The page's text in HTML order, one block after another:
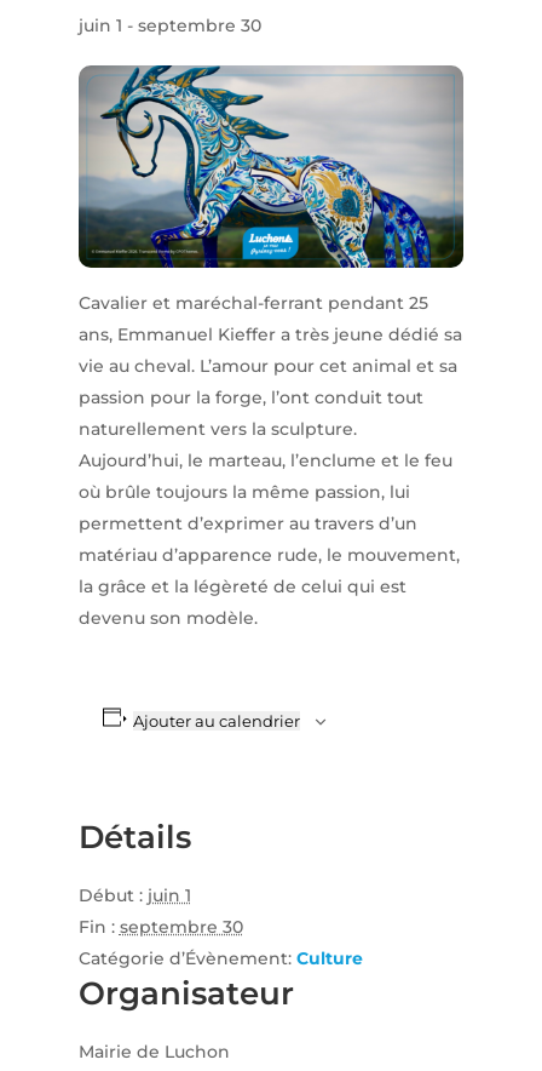
juin 1 - septembre 30
Cavalier et maréchal-ferrant pendant 25
ans, Emmanuel Kieffer a très jeune dédié sa
vie au cheval. L’amour pour cet animal et sa
passion pour la forge, l’ont conduit tout
naturellement vers la sculpture.
Aujourd’hui, le marteau, l’enclume et le feu
où brûle toujours la même passion, lui
permettent d’exprimer au travers d’un
matériau d’apparence rude, le mouvement,
la grâce et la légèreté de celui qui est
devenu son modèle.
Ajouter au calendrier
Détails
Début : juin 1
Fin : septembre 30
Catégorie d’Évènement: Culture
Organisateur
Mairie de Luchon